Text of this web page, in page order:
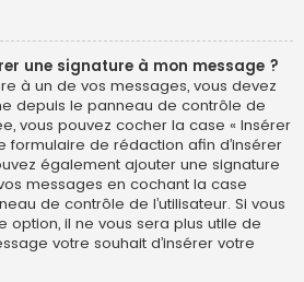
une signature à mon message ?
à un de vos messages, vous devez
depuis le panneau de contrôle de
vous pouvez cocher la case « Insérer
formulaire de rédaction afin d’insérer
également ajouter une signature
messages en cochant la case
de contrôle de l’utilisateur. Si vous
option, il ne vous sera plus utile de
votre souhait d’insérer votre